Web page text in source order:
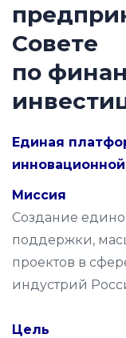
предпри
Совете
по финан
инвести
Единая
Миссия
Создание
поддержки,
проектов в
индустрий
Цель